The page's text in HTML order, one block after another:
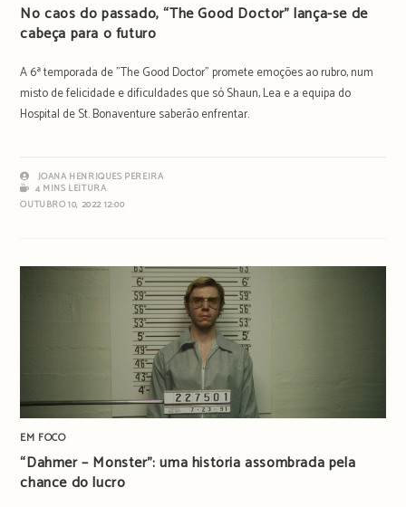
No caos do passado, “The Good Doctor” lança-se de
cabeça para o futuro
A 6ª temporada de "The Good Doctor" promete emoções ao rubro, num
misto de felicidade e dificuldades que só Shaun, Lea e a equipa do
Hospital de St. Bonaventure saberão enfrentar.
JOANA HENRIQUES PEREIRA
4 MINS LEITURA
OUTUBRO 10, 2022 12:00
EM FOCO
“Dahmer – Monster”: uma história assombrada pela
chance do lucro